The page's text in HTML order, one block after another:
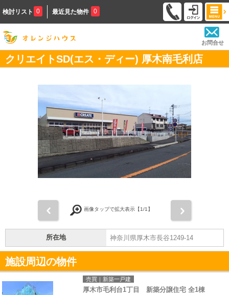
検討リスト 0 最近見た物件 0
お問合せ
クリエイトSD(エス・ディー) 厚木南毛利店
画像タップで拡大表示【1/1】
所在地 神奈川県厚木市長谷1249-14
施設周辺の物件
売買｜新築一戸建
厚木市毛利台1丁目 新築分譲住宅 全1棟